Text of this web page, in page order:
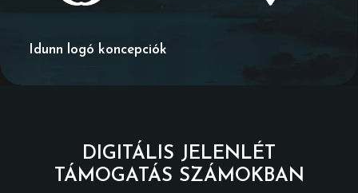
Idunn logó koncepciók
DIGITÁLIS JELENLÉT
TÁMOGATÁS SZÁMOKBAN